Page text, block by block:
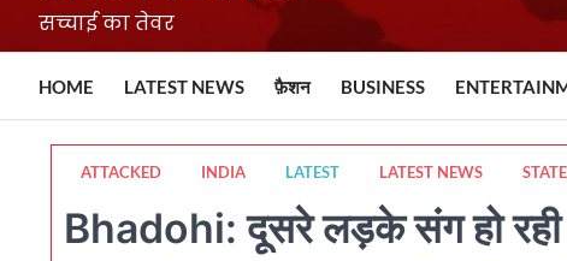
सच्चाई का तेवर
HOME LATEST NEWS फ़ैशन BUSINESS
ATTACKED INDIA LATEST LATEST NEWS
Bhadohi: दूसरे लड़के संग हो रही